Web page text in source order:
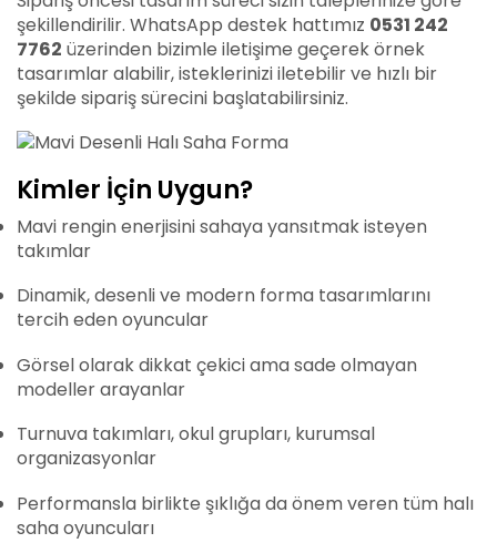
şekillendirilir. WhatsApp destek hattımız 0531 242
7762 üzerinden bizimle iletişime geçerek örnek
tasarımlar alabilir, isteklerinizi iletebilir ve hızlı bir
şekilde sipariş sürecini başlatabilirsiniz.
Kimler İçin Uygun?
Mavi rengin enerjisini sahaya yansıtmak isteyen
takımlar
Dinamik, desenli ve modern forma tasarımlarını
tercih eden oyuncular
Görsel olarak dikkat çekici ama sade olmayan
modeller arayanlar
Turnuva takımları, okul grupları, kurumsal
organizasyonlar
Performansla birlikte şıklığa da önem veren tüm halı
saha oyuncuları